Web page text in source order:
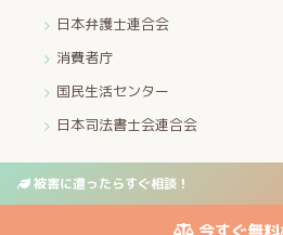
日本弁護士連合会
消費者庁
国民生活センター
日本司法書士会連合会
運営者情報プライバシーポリシーお問い
© 2026 先払い買取・ヤミ金 被害救済セン
被害に遭ったらすぐ相談！